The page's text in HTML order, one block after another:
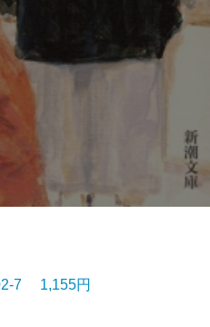
7 1,155円